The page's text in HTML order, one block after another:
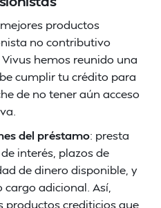
productos
no contributivo
hemos reunido una
cumplir tu crédito para
de no tener aún acceso
del préstamo: presta
interés, plazos de
de dinero disponible, y
adicional. Así,
productos crediticios que